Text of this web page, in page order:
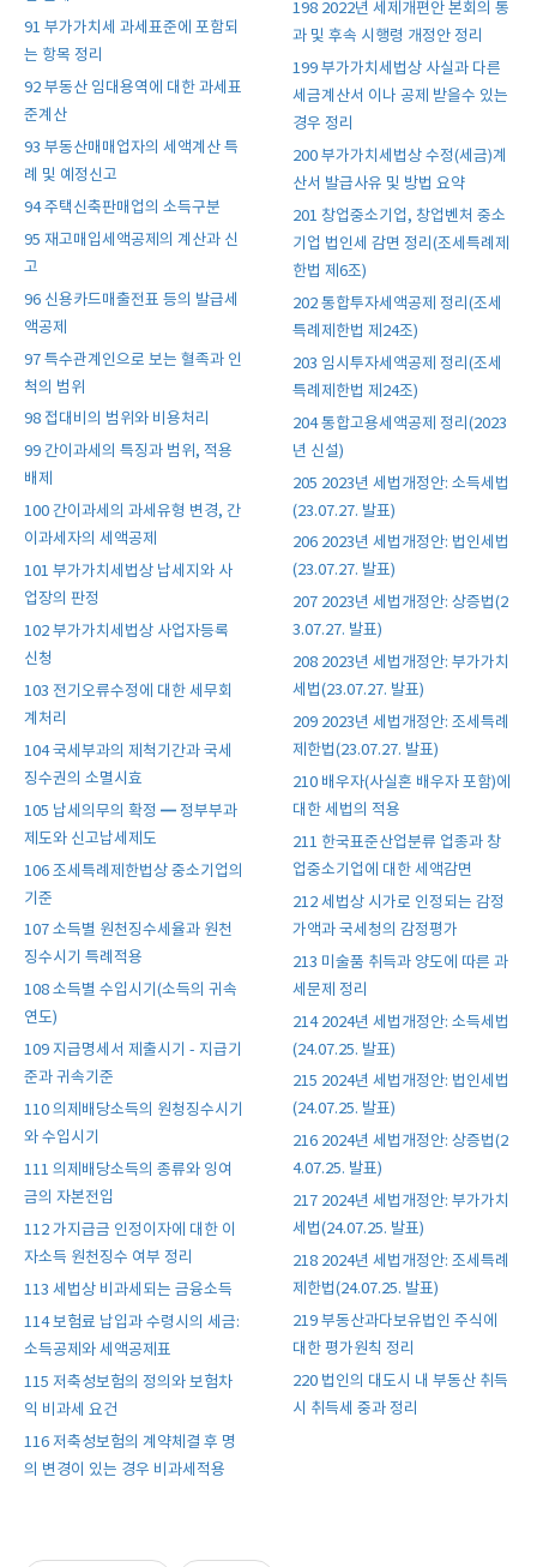
91 부가가치세 과세표준에 포함되
는 항목 정리
92 부동산 임대용역에 대한 과세표
준계산
93 부동산매매업자의 세액계산 특
례 및 예정신고
94 주택신축판매업의 소득구분
95 재고매입세액공제의 계산과 신
고
96 신용카드매출전표 등의 발급세
액공제
97 특수관계인으로 보는 혈족과 인
척의 범위
98 접대비의 범위와 비용처리
99 간이과세의 특징과 범위, 적용
배제
100 간이과세의 과세유형 변경, 간
이과세자의 세액공제
101 부가가치세법상 납세지와 사
업장의 판정
102 부가가치세법상 사업자등록
신청
103 전기오류수정에 대한 세무회
계처리
104 국세부과의 제척기간과 국세
징수권의 소멸시효
105 납세의무의 확정 ━ 정부부과
제도와 신고납세제도
106 조세특례제한법상 중소기업의
기준
107 소득별 원천징수세율과 원천
징수시기 특례적용
108 소득별 수입시기(소득의 귀속
연도)
109 지급명세서 제출시기 - 지급기
준과 귀속기준
110 의제배당소득의 원청징수시기
와 수입시기
111 의제배당소득의 종류와 잉여
금의 자본전입
112 가지급금 인정이자에 대한 이
자소득 원천징수 여부 정리
113 세법상 비과세되는 금융소득
114 보험료 납입과 수령시의 세금:
소득공제와 세액공제표
115 저축성보험의 정의와 보험차
익 비과세 요건
116 저축성보험의 계약체결 후 명
의 변경이 있는 경우 비과세적용
198 2022년 세제개편안 본회의 통
과 및 후속 시행령 개정안 정리
199 부가가치세법상 사실과 다른
세금계산서 이나 공제 받을수 있는
경우 정리
200 부가가치세법상 수정(세금)계
산서 발급사유 및 방법 요약
201 창업중소기업, 창업벤처 중소
기업 법인세 감면 정리(조세특례제
한법 제6조)
202 통합투자세액공제 정리(조세
특례제한법 제24조)
203 임시투자세액공제 정리(조세
특례제한법 제24조)
204 통합고용세액공제 정리(2023
년 신설)
205 2023년 세법개정안: 소득세법
(23.07.27. 발표)
206 2023년 세법개정안: 법인세법
(23.07.27. 발표)
207 2023년 세법개정안: 상증법(2
3.07.27. 발표)
208 2023년 세법개정안: 부가가치
세법(23.07.27. 발표)
209 2023년 세법개정안: 조세특례
제한법(23.07.27. 발표)
210 배우자(사실혼 배우자 포함)에
대한 세법의 적용
211 한국표준산업분류 업종과 창
업중소기업에 대한 세액감면
212 세법상 시가로 인정되는 감정
가액과 국세청의 감정평가
213 미술품 취득과 양도에 따른 과
세문제 정리
214 2024년 세법개정안: 소득세법
(24.07.25. 발표)
215 2024년 세법개정안: 법인세법
(24.07.25. 발표)
216 2024년 세법개정안: 상증법(2
4.07.25. 발표)
217 2024년 세법개정안: 부가가치
세법(24.07.25. 발표)
218 2024년 세법개정안: 조세특례
제한법(24.07.25. 발표)
219 부동산과다보유법인 주식에
대한 평가원칙 정리
220 법인의 대도시 내 부동산 취득
시 취득세 중과 정리